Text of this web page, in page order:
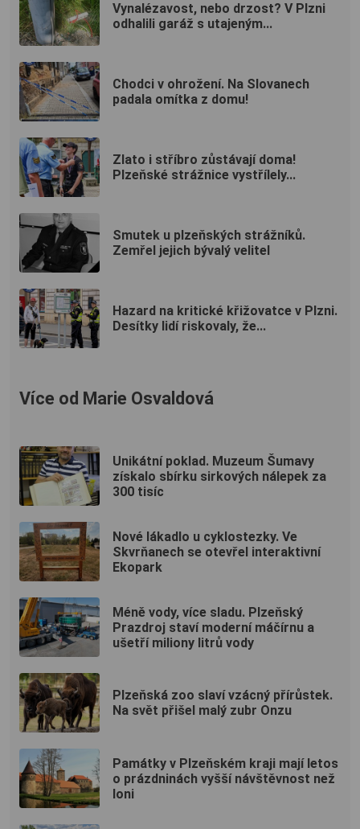
Vynalézavost, nebo drzost? V Plzni
odhalili garáž s utajeným...
Chodci v ohrožení. Na Slovanech
padala omítka z domu!
Zlato i stříbro zůstávají doma!
Plzeňské strážnice vystřílely...
Smutek u plzeňských strážníků.
Zemřel jejich bývalý velitel
Hazard na kritické křižovatce v Plzni.
Desítky lidí riskovaly, že...
Více od Marie Osvaldová
Unikátní poklad. Muzeum Šumavy
získalo sbírku sirkových nálepek za
300 tisíc
Nové lákadlo u cyklostezky. Ve
Skvrňanech se otevřel interaktivní
Ekopark
Méně vody, více sladu. Plzeňský
Prazdroj staví moderní máčírnu a
ušetří miliony litrů vody
Plzeňská zoo slaví vzácný přírůstek.
Na svět přišel malý zubr Onzu
Památky v Plzeňském kraji mají letos
o prázdninách vyšší návštěvnost než
loni